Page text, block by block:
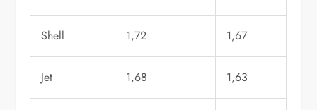
Shell 1,72 1,67
Jet 1,68 1,63